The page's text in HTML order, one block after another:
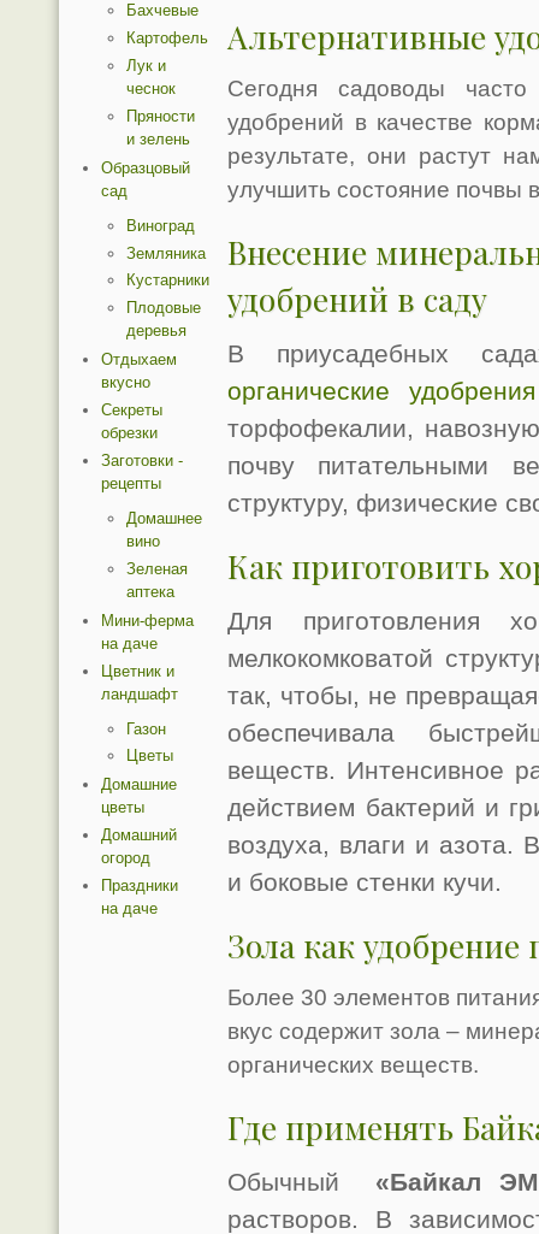
Альтернативные
Сегодня садоводы
удобрений в качестве
результате, они растут
улучшить состояние почвы
Внесение
удобрений в саду
В приусадебных
органические удобрения
торфофекалии,
почву питательными
структуру, физические
Как приготовить
Для приготовления
мелкокомковатой
так, чтобы, не
обеспечивала
веществ. Интенсивное
действием бактерий и
воздуха, влаги и азота.
и боковые стенки кучи.
Зола как удобрение
Более 30 элементов
вкус содержит зола –
органических веществ.
Где применять
Обычный «Байкал
растворов. В
Бахчевые
Картофель
Лук и
чеснок
Пряности
и зелень
Образцовый
сад
Виноград
Земляника
Кустарники
Плодовые
деревья
Отдыхаем
вкусно
Секреты
обрезки
Заготовки -
рецепты
Домашнее
вино
Зеленая
аптека
Мини-ферма
на даче
Цветник и
ландшафт
Газон
Цветы
Домашние
цветы
Домашний
огород
Праздники
на даче